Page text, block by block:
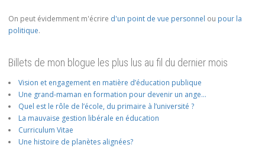
On peut évidemment m'écrire d'un point de vue personnel ou pour la
politique.
Billets de mon blogue les plus lus au fil du dernier mois
Vision et engagement en matière d’éducation publique
Une grand-maman en formation pour devenir un ange…
Quel est le rôle de l’école, du primaire à l’université ?
La mauvaise gestion libérale en éducation
Curriculum Vitae
Une histoire de planètes alignées?